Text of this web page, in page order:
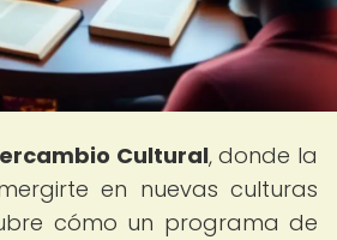
Cultural, donde la
en nuevas culturas
cómo un programa de